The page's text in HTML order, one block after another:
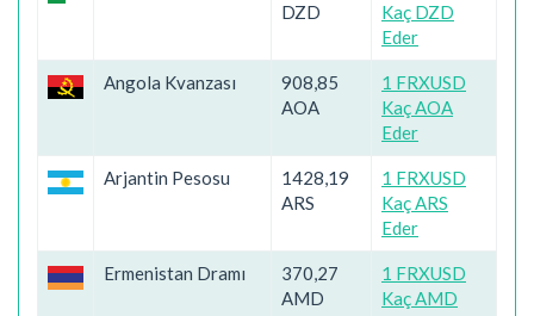
DZD
Kaç DZD
Eder
Angola Kvanzası
908,85
AOA
1 FRXUSD
Kaç AOA
Eder
Arjantin Pesosu
1428,19
ARS
1 FRXUSD
Kaç ARS
Eder
Ermenistan Dramı
370,27
AMD
1 FRXUSD
Kaç AMD